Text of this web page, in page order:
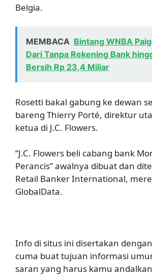
Belgia.
MEMBACA Bintang WNBA
Dari Tanpa Rekening Bank
Bersih Rp 23,4 Miliar
Rosetti bakal gabung ke dewan
bareng Thierry Porté, direktur
ketua di J.C. Flowers.
“J.C. Flowers beli cabang bank
Perancis” awalnya dibuat dan
Retail Banker International,
GlobalData.
Info di situs ini disertakan
cuma buat tujuan informasi
saran yang harus kamu